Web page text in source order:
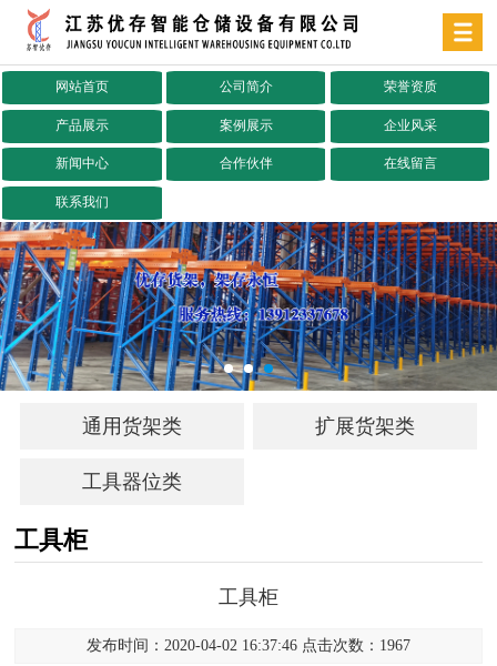
网站首页 公司简介 荣誉资质
产品展示 案例展示 企业风采
新闻中心 合作伙伴 在线留言
联系我们
通用货架类 扩展货架类
工具器位类
工具柜
工具柜
发布时间：2020-04-02 16:37:46 点击次数：1967